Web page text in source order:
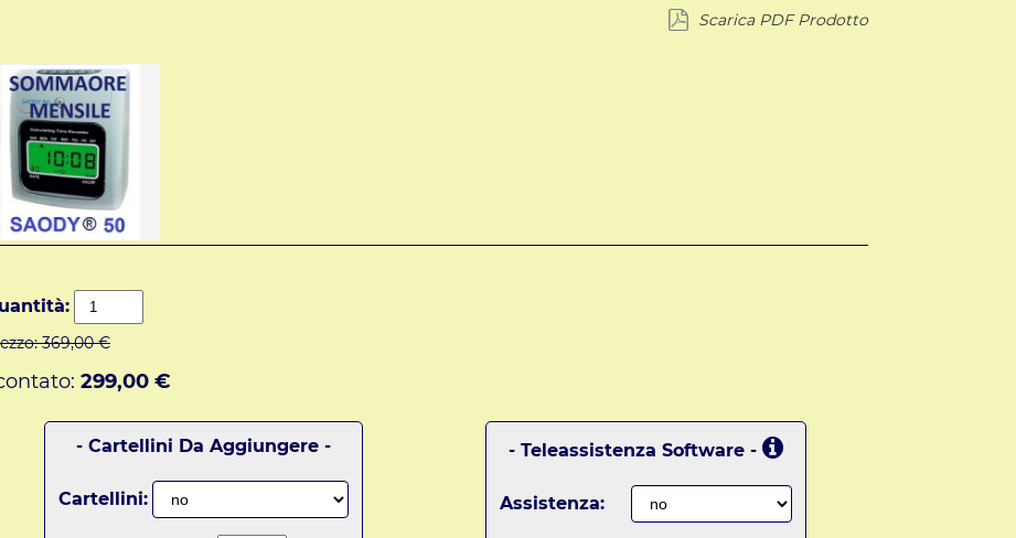
Scarica PDF Prodotto
369,00 €
299,00 €
- Cartellini Da Aggiungere -
Cartellini:
- Teleassistenza Software -
Assistenza: